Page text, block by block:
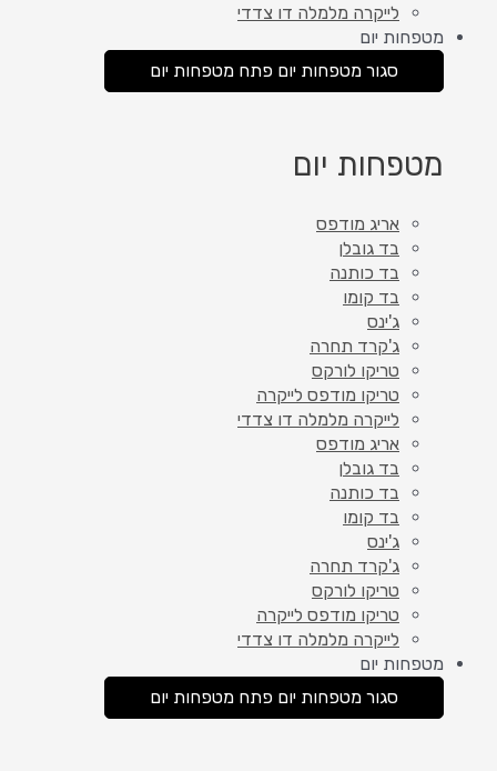
לייקרה מלמלה דו צדדי
מטפחות יום
סגור מטפחות יום פתח מטפחות יום
מטפחות יום
אריג מודפס
בד גובלן
בד כותנה
בד קומו
ג'ינס
ג'קרד תחרה
טריקו לורקס
טריקו מודפס לייקרה
לייקרה מלמלה דו צדדי
אריג מודפס
בד גובלן
בד כותנה
בד קומו
ג'ינס
ג'קרד תחרה
טריקו לורקס
טריקו מודפס לייקרה
לייקרה מלמלה דו צדדי
מטפחות יום
סגור מטפחות יום פתח מטפחות יום